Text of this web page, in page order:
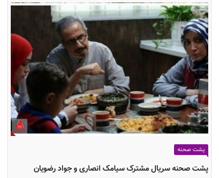
پشت صحنه
پشت صحنه سریال مشترک سیامک انصاری و جواد رضویان